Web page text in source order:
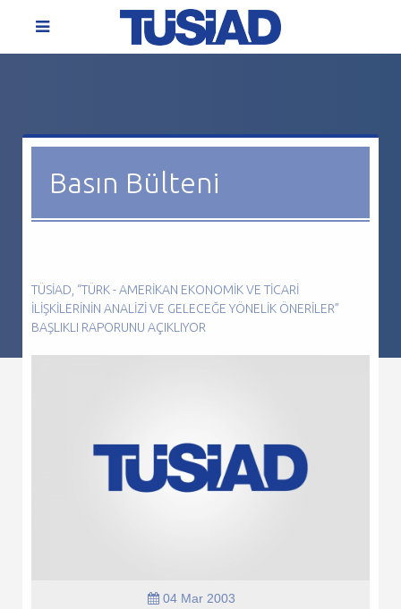
Basın Bülteni
TÜSİAD, “TÜRK - AMERIKAN EKONOMIK VE TICARI
İLIŞKILERININ ANALIZI VE GELECEĞE YÖNELIK ÖNERILER”
BAŞLIKLI RAPORUNU AÇIKLIYOR
04 Mar 2003